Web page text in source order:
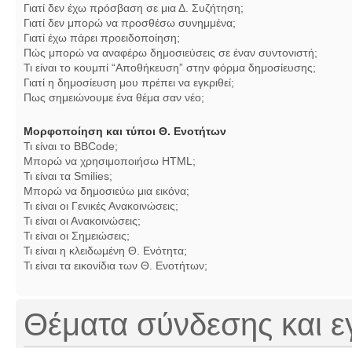
Γιατί δεν έχω πρόσβαση σε μια Δ. Συζήτηση;
Γιατί δεν μπορώ να προσθέσω συνημμένα;
Γιατί έχω πάρει προειδοποίηση;
Πώς μπορώ να αναφέρω δημοσιεύσεις σε έναν συντονιστή;
Τι είναι το κουμπί “Αποθήκευση” στην φόρμα δημοσίευσης;
Γιατί η δημοσίευση μου πρέπει να εγκριθεί;
Πως σημειώνουμε ένα θέμα σαν νέο;
Μορφοποίηση και τύποι Θ. Ενοτήτων
Τι είναι το BBCode;
Μπορώ να χρησιμοποιήσω HTML;
Τι είναι τα Smilies;
Μπορώ να δημοσιεύω μια εικόνα;
Τι είναι οι Γενικές Ανακοινώσεις;
Τι είναι οι Ανακοινώσεις;
Τι είναι οι Σημειώσεις;
Τι είναι η κλειδωμένη Θ. Ενότητα;
Τι είναι τα εικονίδια των Θ. Ενοτήτων;
Θέματα σύνδεσης και